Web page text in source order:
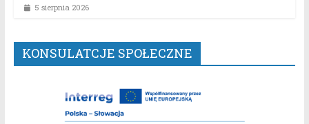
5 sierpnia 2026
KONSULATCJE SPOŁECZNE